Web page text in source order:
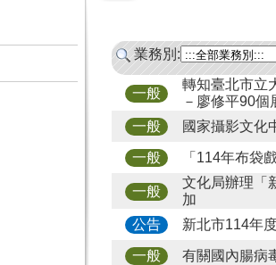
業務別:
一般
轉知臺北市立
－廖修平90
一般
國家攝影文化
一般 「114年布袋
一般
文化局辦理「
加
公告
新北市114年
一般 有關國內腸病